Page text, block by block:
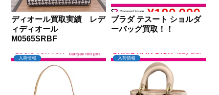
ディオール買取実績 レデ
ィディオール
M0565SRBF
プラダ テスート ショルダ
ーバッグ買取！！
入荷情報 入荷情報